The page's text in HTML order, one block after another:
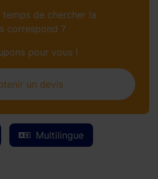
Multilingue
temps de chercher la
correspond ?
pour vous !
un devis